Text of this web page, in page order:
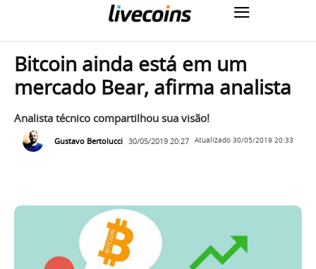
Bitcoin ainda está em um
mercado Bear, afirma analista
Analista técnico compartilhou sua visão!
Gustavo Bertolucci 30/05/2019 20:27 Atualizado 30/05/2019 20:33